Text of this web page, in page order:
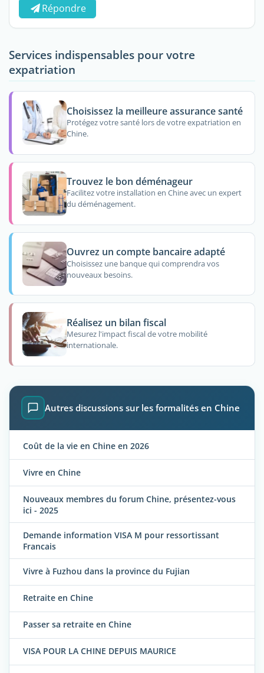
Répondre
Services indispensables pour votre
expatriation
Choisissez la meilleure assurance santé
Protégez votre santé lors de votre expatriation en
Chine.
Trouvez le bon déménageur
Facilitez votre installation en Chine avec un expert
du déménagement.
Ouvrez un compte bancaire adapté
Choisissez une banque qui comprendra vos
nouveaux besoins.
Réalisez un bilan fiscal
Mesurez l'impact fiscal de votre mobilité
internationale.
Autres discussions sur les formalités en Chine
Coût de la vie en Chine en 2026
Vivre en Chine
Nouveaux membres du forum Chine, présentez-vous
ici - 2025
Demande information VISA M pour ressortissant
Francais
Vivre à Fuzhou dans la province du Fujian
Retraite en Chine
Passer sa retraite en Chine
VISA POUR LA CHINE DEPUIS MAURICE